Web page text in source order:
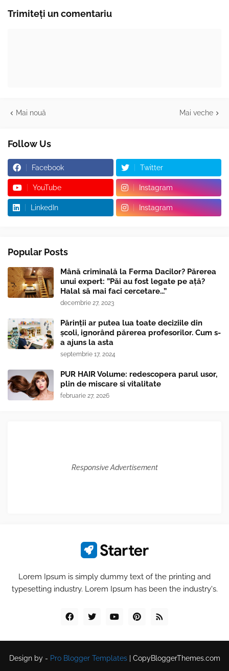
Trimiteți un comentariu
Mai nouă Mai veche
Follow Us
Facebook Twitter
YouTube Instagram
LinkedIn Instagram
Popular Posts
Mână criminală la Ferma Dacilor? Părerea
unui expert: ”Păi au fost legate pe ață?
Halal să mai faci cercetare...”
decembrie 27, 2023
Părinții ar putea lua toate deciziile din
școli, ignorând părerea profesorilor. Cum s-
a ajuns la asta
septembrie 17, 2024
PUR HAIR Volume: redescopera parul usor,
plin de miscare si vitalitate
februarie 27, 2026
Responsive Advertisement
Lorem Ipsum is simply dummy text of the printing and
typesetting industry. Lorem Ipsum has been the industry's.
Design by - Pro Blogger Templates| CopyBloggerThemes.com